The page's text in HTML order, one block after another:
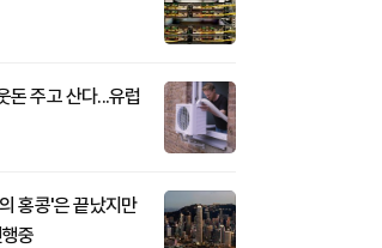
돈 주고 산다...유럽
홍콩'은 끝났지만
중